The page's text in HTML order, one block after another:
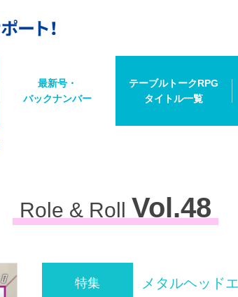
最新号・
バックナンバー
テーブルトークRPG
タイトル一覧
Role & Roll Vol.48
特集 メタルヘッド